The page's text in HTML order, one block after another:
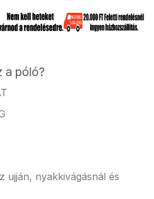
a póló?
ujján, nyakkivágásnál és